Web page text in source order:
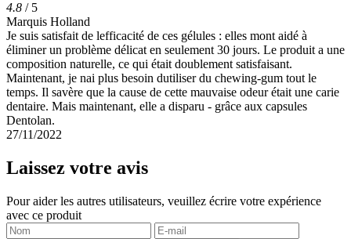
4.8 / 5
Marquis Holland
Je suis satisfait de lefficacité de ces gélules : elles mont aidé à
éliminer un problème délicat en seulement 30 jours. Le produit a une
composition naturelle, ce qui était doublement satisfaisant.
Maintenant, je nai plus besoin dutiliser du chewing-gum tout le
temps. Il savère que la cause de cette mauvaise odeur était une carie
dentaire. Mais maintenant, elle a disparu - grâce aux capsules
Dentolan.
27/11/2022
Laissez votre avis
Pour aider les autres utilisateurs, veuillez écrire votre expérience
avec ce produit